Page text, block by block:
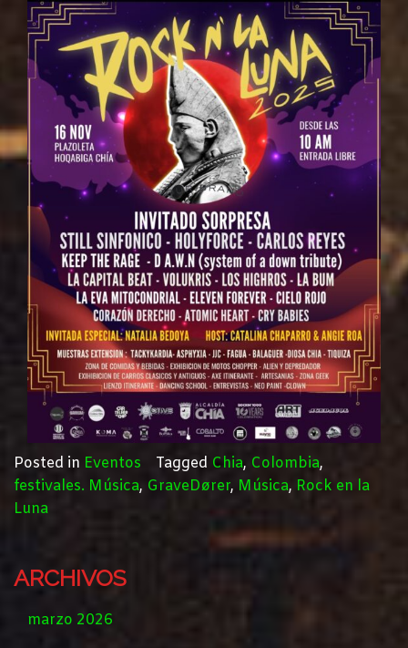
Posted in Eventos Tagged Chia, Colombia,
festivales. Música, GraveDører, Música, Rock en la
Luna
ARCHIVOS
marzo 2026